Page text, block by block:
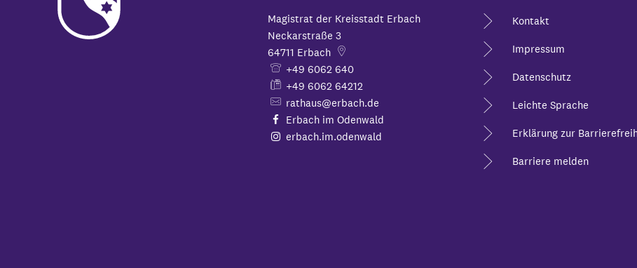
Magistrat der Kreisstadt Erbach
Neckarstraße 3
64711 Erbach
+49 6062 640
+49 6062 64212
rathaus@erbach.de
Erbach im Odenwald
erbach.im.odenwald
Kontakt
Impressum
Datenschutz
Leichte Sprache
Erklärung zur
Barriere melden